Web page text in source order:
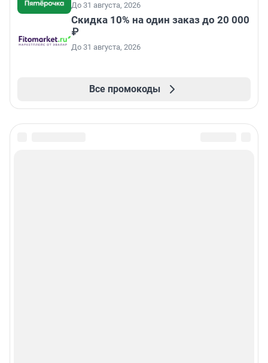
До 31 августа, 2026
Скидка 10% на один заказ до 20 000
₽
До 31 августа, 2026
Все промокоды